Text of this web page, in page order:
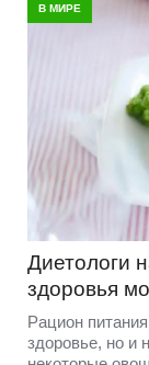
В МИРЕ
Диетологи
здоровья
Рацион
здоровье, но и